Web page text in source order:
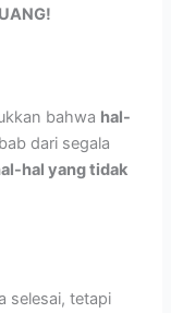
bahwa hal-
dari segala
hal yang tidak
selesai, tetapi